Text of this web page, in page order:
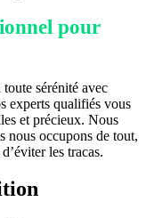
pour
sérénité avec
experts qualifiés vous
et précieux. Nous
nous occupons de tout,
les tracas.